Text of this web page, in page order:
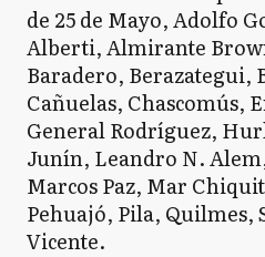
de 25 de Mayo, Adolfo
Alberti, Almirante
Baradero, Berazategui,
Cañuelas, Chascomús,
General Rodríguez,
Junín, Leandro N.
Marcos Paz, Mar
Pehuajó, Pila, Quilmes,
Vicente.